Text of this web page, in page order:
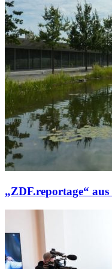
„ZDF.reportage“